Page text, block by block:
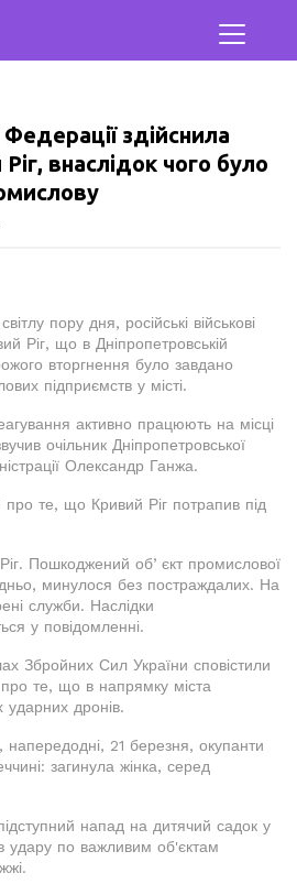
Федерації здійснила
внаслідок чого було
пору дня, російські військові
Ріг, що в Дніпропетровській
вторгнення було завдано
підприємств у місті.
активно працюють на місці
очільник Дніпропетровської
Олександр Ганжа.
те, що Кривий Ріг потрапив під
Пошкоджений обʼєкт промислової
минулося без постраждалих. На
служби. Наслідки
у повідомленні.
Збройних Сил України сповістили
те, що в напрямку міста
ударних дронів.
напередодні, 21 березня, окупанти
загинула жінка, серед
напад на дитячий садок у
удару по важливим об'єктам